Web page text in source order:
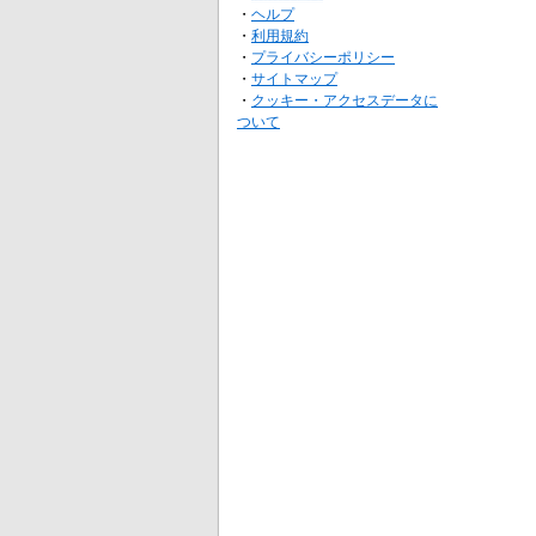
・ ヘルプ
・ 利用規約
・ プライバシーポリシー
・ サイトマップ
・ クッキー・アクセスデータに
ついて